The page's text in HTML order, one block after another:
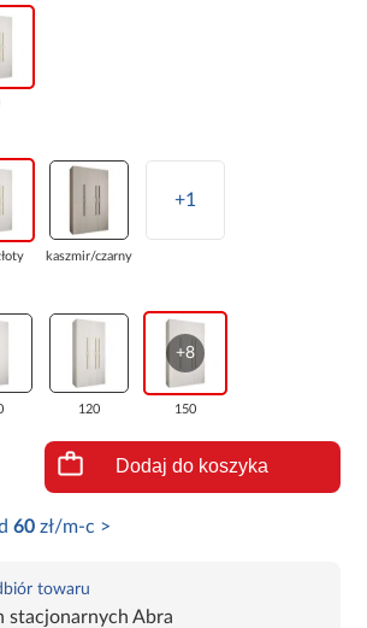
kaszmir/czarny
+1
120
+8
150
Dodaj do koszyka
60 zł/m-c >
towaru
stacjonarnych Abra